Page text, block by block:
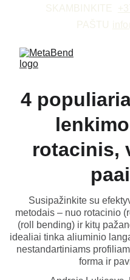
SKAMBINKITE
PAŠTU
4
rotacinis,
Susipažinkite su
metodais – nuo rotacinio
(roll bending) ir kitų
idealiai tinka aliuminio
nestandartiniams
forma ir